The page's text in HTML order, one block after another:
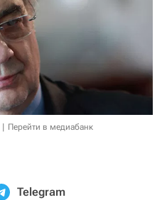
Перейти в медиабанк
Telegram